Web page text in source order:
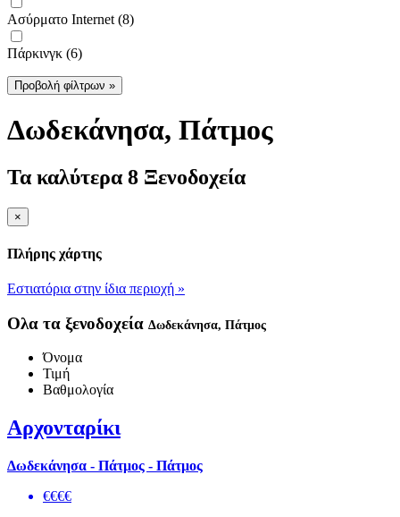
Ασύρματο Internet (8)
Πάρκινγκ (6)
Προβολή φίλτρων »
Δωδεκάνησα, Πάτμος
Τα καλύτερα 8 Ξενοδοχεία
×
Πλήρης χάρτης
Εστιατόρια στην ίδια περιοχή »
Ολα τα ξενοδοχεία Δωδεκάνησα, Πάτμος
Όνομα
Τιμή
Βαθμολογία
Αρχονταρίκι
Δωδεκάνησα - Πάτμος - Πάτμος
€€€€